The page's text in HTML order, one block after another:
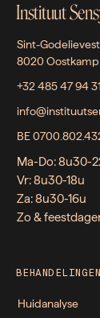
Instituut
Sint-
8020
+32 485 47 94 31
BE
Ma-Do: 8u30-
Vr: 8u30-18u
Za: 8u30-16u
Zo &
BEHANDELINGEN
Huidanalyse